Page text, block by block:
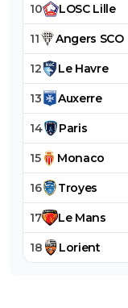
10 LOSC Lille
11 Angers SCO
12 Le Havre
13 Auxerre
14 Paris
15 Monaco
16 Troyes
17 Le Mans
18 Lorient